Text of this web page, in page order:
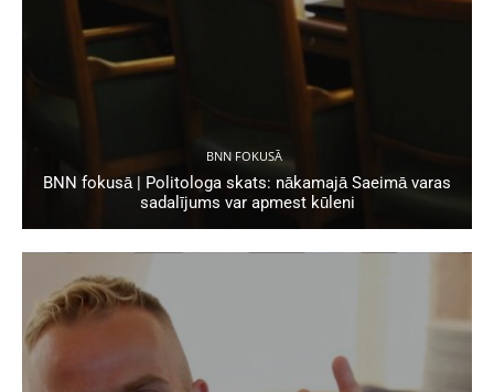
BNN FOKUSĀ
BNN fokusā | Politologa skats: nākamajā Saeimā varas
sadalījums var apmest kūleni